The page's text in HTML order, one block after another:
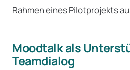
Rahmen eines Pilotprojekts
Moodtalk als
Teamdialog